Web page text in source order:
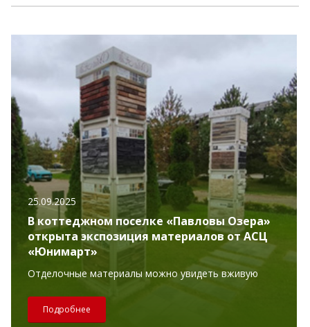
25.09.2025
В коттеджном поселке «Павловы Озера»
открыта экспозиция материалов от АСЦ
«Юнимарт»
Отделочные материалы можно увидеть вживую
Подробнее